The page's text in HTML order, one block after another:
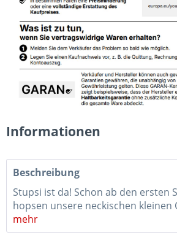
Informationen
Beschreibung
Stupsi ist da! Schon ab den ersten
hopsen unsere neckischen kleinen
mehr